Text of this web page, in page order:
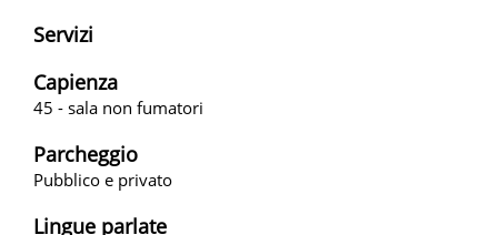
Servizi
Capienza
45 - sala non fumatori
Parcheggio
Pubblico e privato
Lingue parlate